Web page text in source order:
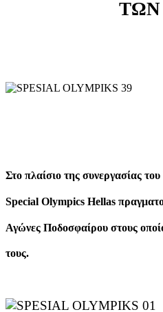
ΤΩΝ
Στο πλαίσιο της συνεργασίας
Special Olympics Hellas
Αγώνες Ποδοσφαίρου στους
τους.